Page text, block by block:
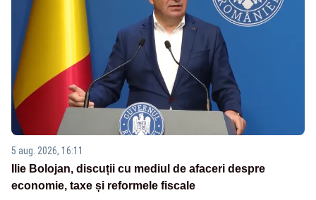
5 aug. 2026, 16:11
Ilie Bolojan, discuții cu mediul de afaceri despre
economie, taxe și reformele fiscale